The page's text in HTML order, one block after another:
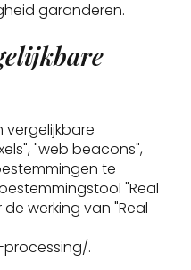
garanderen.
vergelijkbare
"web beacons",
te
"Real
werking van "Real
.